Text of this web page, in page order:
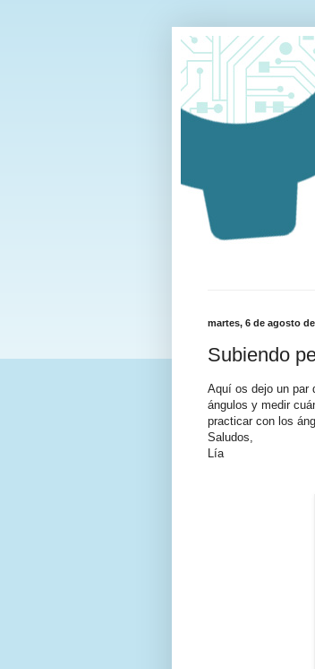
martes, 6 de agosto
Subiendo
Aquí os dejo un par
ángulos y medir
practicar con los
Saludos,
Lía